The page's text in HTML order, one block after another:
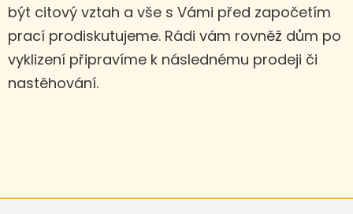
být citový vztah a vše s Vámi před započetím
prací prodiskutujeme. Rádi vám rovněž dům po
vyklizení připravíme k následnému prodeji či
nastěhování.